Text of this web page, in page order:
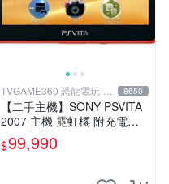
TVGAME360 恐龍電玩-台
中店
8650
【二手主機】SONY PSVITA
2007 主機 霓虹橘 附充電器
USB傳輸線 PS VITA PSV 台
中恐龍電玩
$99,990